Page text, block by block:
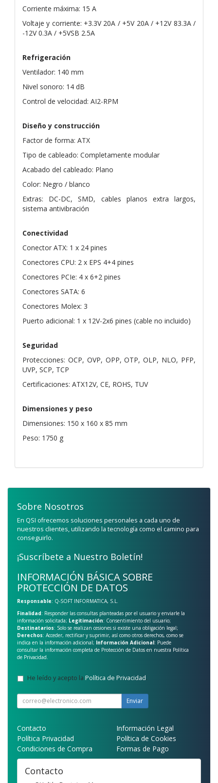
Corriente máxima: 15 A
Voltaje y corriente: +3.3V 20A / +5V 20A / +12V 83.3A /
-12V 0.3A / +5VSB 2.5A
Refrigeración
Ventilador: 140 mm
Nivel sonoro: 14 dB
Control de velocidad: AI2-RPM
Diseño y construcción
Factor de forma: ATX
Tipo de cableado: Completamente modular
Acabado del cableado: Plano
Color: Negro / blanco
Extras: DC-DC, SMD, cables planos extra largos,
sistema antivibración
Conectividad
Conector ATX: 1 x 24 pines
Conectores CPU: 2 x EPS 4+4 pines
Conectores PCIe: 4 x 6+2 pines
Conectores SATA: 6
Conectores Molex: 3
Puerto adicional: 1 x 12V-2x6 pines (cable no incluido)
Seguridad
Protecciones: OCP, OVP, OPP, OTP, OLP, NLO, PFP,
UVP, SCP, TCP
Certificaciones: ATX12V, CE, ROHS, TUV
Dimensiones y peso
Dimensiones: 150 x 160 x 85 mm
Peso: 1750 g
Sobre Nosotros
En QSI ofrecemos soluciones personales a cada uno de
nuestros clientes, utilizando la tecnología como el camino para
conseguirlo.
¡Suscríbete a Nuestro Boletín!
INFORMACIÓN BÁSICA SOBRE
PROTECCIÓN DE DATOS
Responsable: Q-SOFT INFORMATICA, S.L.
Finalidad: Responder las consultas planteadas por el usuario y enviarle la
información solicitada; Legitimación: Consentimiento del usuario;
Destinatarios: Solo se realizan cesiones si existe una obligación legal;
Derechos: Acceder, rectificar y suprimir, así como otros derechos, como se
indica en la información adicional; Información Adicional: Puede
consultar la información completa de Protección de Datos en nuestra Política
de Privacidad
He leído y acepto la Política de Privacidad.
Enviar
Contacto
Información Legal
Política Privacidad
Política de Cookies
Condiciones de Compra
Formas de Pago
Contacto